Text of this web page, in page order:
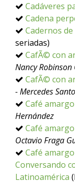
Cadáveres
Cadena
Cadernos
seriadas)
CafÃ© con
Nancy Robinson
CafÃ© con
- Mercedes
Café amargo
Hernández
Café
Octavio Fraga
Café
Conversando
Latinoamérica